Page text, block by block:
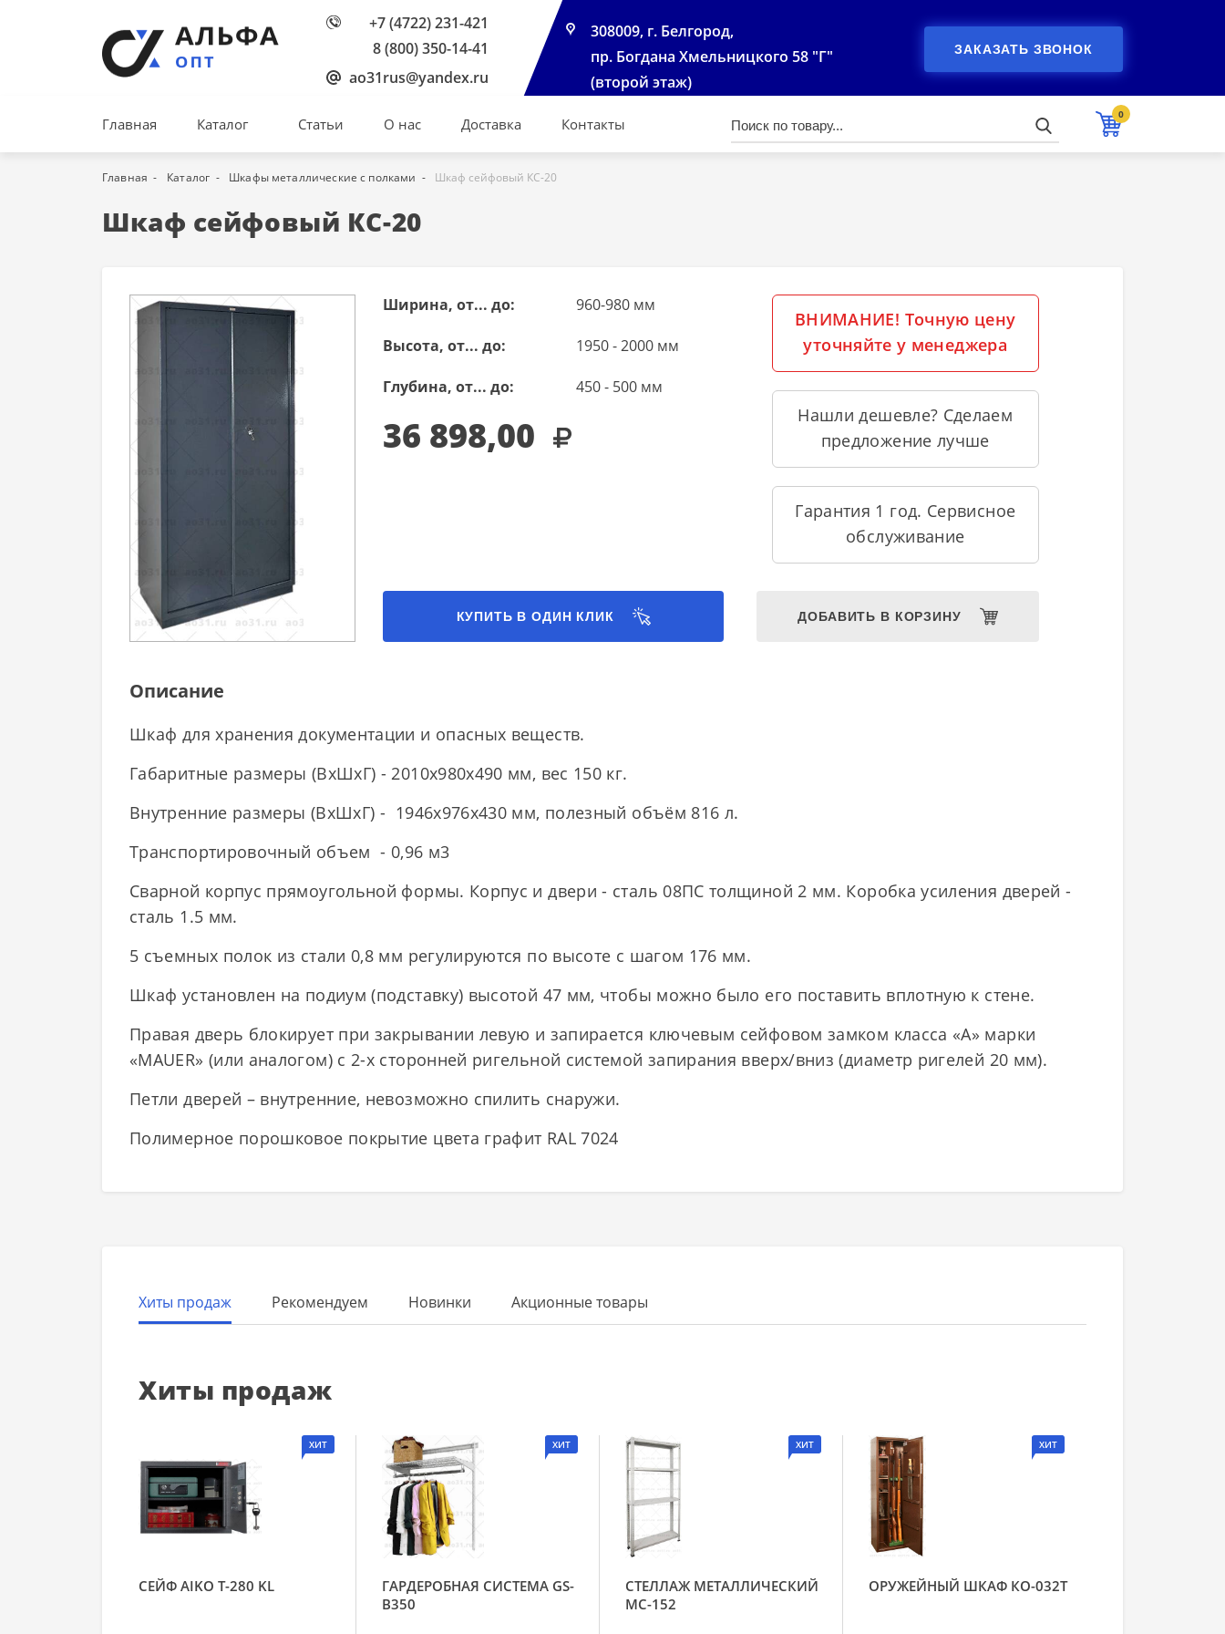
+7 (4722) 231-421
8 (800) 350-14-41
ao31rus@yandex.ru
308009, г. Белгород,
пр. Богдана Хмельницкого 58 "Г"
(второй этаж)
ЗАКАЗАТЬ ЗВОНОК
Главная Каталог Статьи О нас Доставка Контакты
0
Главная Каталог Шкафы металлические с полками Шкаф сейфовый КС-20
Шкаф сейфовый КС-20
Ширина, от... до: 960-980 мм
Высота, от... до: 1950 - 2000 мм
Глубина, от... до: 450 - 500 мм
36 898,00
ВНИМАНИЕ! Точную цену
уточняйте у менеджера
Нашли дешевле? Сделаем
предложение лучше
Гарантия 1 год. Сервисное
обслуживание
КУПИТЬ В ОДИН КЛИК ДОБАВИТЬ В КОРЗИНУ
Описание
Шкаф для хранения документации и опасных веществ.
Габаритные размеры (ВхШхГ) - 2010х980х490 мм, вес 150 кг.
Внутренние размеры (ВхШхГ) - 1946х976х430 мм, полезный объём 816 л.
Транспортировочный объем - 0,96 м3
Сварной корпус прямоугольной формы. Корпус и двери - сталь 08ПС толщиной 2 мм. Коробка усиления дверей -
сталь 1.5 мм.
5 съемных полок из стали 0,8 мм регулируются по высоте с шагом 176 мм.
Шкаф установлен на подиум (подставку) высотой 47 мм, чтобы можно было его поставить вплотную к стене.
Правая дверь блокирует при закрывании левую и запирается ключевым сейфовом замком класса «А» марки
«MAUER» (или аналогом) с 2-х сторонней ригельной системой запирания вверх/вниз (диаметр ригелей 20 мм).
Петли дверей – внутренние, невозможно спилить снаружи.
Полимерное порошковое покрытие цвета графит RAL 7024
Хиты продаж Рекомендуем Новинки Акционные товары
Хиты продаж
ХИТ
СЕЙФ AIKO Т-280 KL
ХИТ
ГАРДЕРОБНАЯ СИСТЕМА GS-
В350
ХИТ
СТЕЛЛАЖ МЕТАЛЛИЧЕСКИЙ
МС-152
ХИТ
ОРУЖЕЙНЫЙ ШКАФ КО-032Т